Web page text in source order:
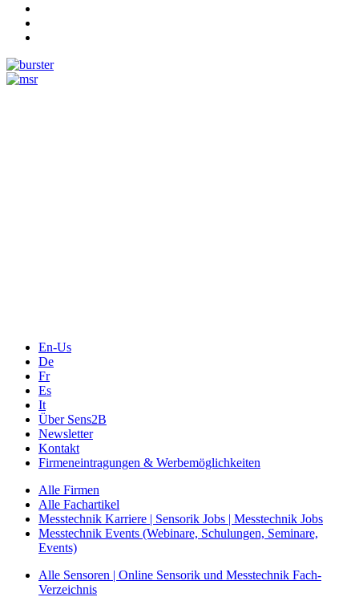
En-Us
De
Fr
Es
It
Über Sens2B
Newsletter
Kontakt
Firmeneintragungen & Werbemöglichkeiten
Alle Firmen
Alle Fachartikel
Messtechnik Karriere | Sensorik Jobs | Messtechnik Jobs
Messtechnik Events (Webinare, Schulungen, Seminare,
Events)
Alle Sensoren | Online Sensorik und Messtechnik Fach-
Verzeichnis